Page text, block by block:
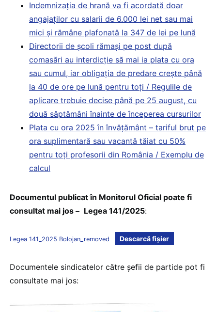
Indemnizația de hrană va fi acordată doar
angajaților cu salarii de 6.000 lei net sau mai
mici și rămâne plafonată la 347 de lei pe lună
Directorii de școli rămași pe post după
comasări au interdicție să mai ia plata cu ora
sau cumul, iar obligația de predare crește până
la 40 de ore pe lună pentru toți / Regulile de
aplicare trebuie decise până pe 25 august, cu
două săptămâni înainte de începerea cursurilor
Plata cu ora 2025 în învățământ – tariful brut pe
ora suplimentară sau vacantă tăiat cu 50%
pentru toți profesorii din România / Exemplu de
calcul
Documentul publicat în Monitorul Oficial poate fi
consultat mai jos – Legea 141/2025:
Legea 141_2025 Bolojan_removed Descarcă fișier
Documentele sindicatelor către șefii de partide pot fi
consultate mai jos: